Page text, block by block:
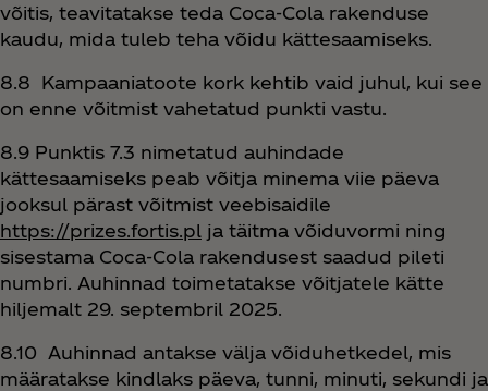
võitis, teavitatakse teda Coca‑Cola rakenduse
kaudu, mida tuleb teha võidu kättesaamiseks.
8.8 Kampaaniatoote kork kehtib vaid juhul, kui see
on enne võitmist vahetatud punkti vastu.
8.9 Punktis 7.3 nimetatud auhindade
kättesaamiseks peab võitja minema viie päeva
jooksul pärast võitmist veebisaidile
https://prizes.fortis.pl ja täitma võiduvormi ning
sisestama Coca‑Cola rakendusest saadud pileti
numbri. Auhinnad toimetatakse võitjatele kätte
hiljemalt 29. septembril 2025.
8.10 Auhinnad antakse välja võiduhetkedel, mis
määratakse kindlaks päeva, tunni, minuti, sekundi ja